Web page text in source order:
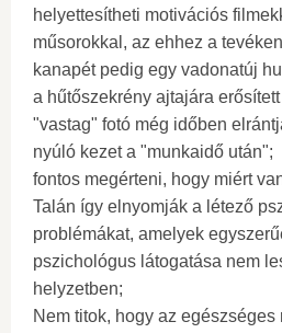
helyettesítheti motivációs
műsorokkal, az ehhez a
kanapét pedig egy vadonatúj
a hűtőszekrény ajtajára
"vastag" fotó még időben
nyúló kezet a "munkaidő után";
fontos megérteni, hogy miért
Talán így elnyomják a létező
problémákat, amelyek
pszichológus látogatása nem
helyzetben;
Nem titok, hogy az